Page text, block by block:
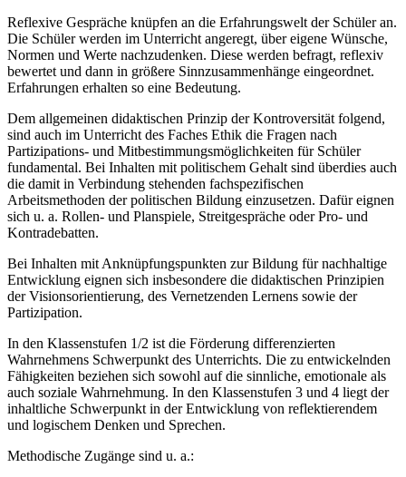
Reflexive Gespräche knüpfen an die Erfahrungswelt der Schüler an.
Die Schüler werden im Unterricht angeregt, über eigene Wünsche,
Normen und Werte nachzudenken. Diese werden befragt, reflexiv
bewertet und dann in größere Sinnzusammenhänge eingeordnet.
Erfahrungen erhalten so eine Bedeutung.
Dem allgemeinen didaktischen Prinzip der Kontroversität folgend,
sind auch im Unterricht des Faches Ethik die Fragen nach
Partizipations- und Mitbestimmungsmöglichkeiten für Schüler
fundamental. Bei Inhalten mit politischem Gehalt sind überdies auch
die damit in Verbindung stehenden fachspezifischen
Arbeitsmethoden der politischen Bildung einzusetzen. Dafür eignen
sich u. a. Rollen- und Planspiele, Streitgespräche oder Pro- und
Kontradebatten.
Bei Inhalten mit Anknüpfungspunkten zur Bildung für nachhaltige
Entwicklung eignen sich insbesondere die didaktischen Prinzipien
der Visionsorientierung, des Vernetzenden Lernens sowie der
Partizipation.
In den Klassenstufen 1/2 ist die Förderung differenzierten
Wahrnehmens Schwerpunkt des Unterrichts. Die zu entwickelnden
Fähigkeiten beziehen sich sowohl auf die sinnliche, emotionale als
auch soziale Wahrnehmung. In den Klassenstufen 3 und 4 liegt der
inhaltliche Schwerpunkt in der Entwicklung von reflektierendem
und logischem Denken und Sprechen.
Methodische Zugänge sind u. a.: